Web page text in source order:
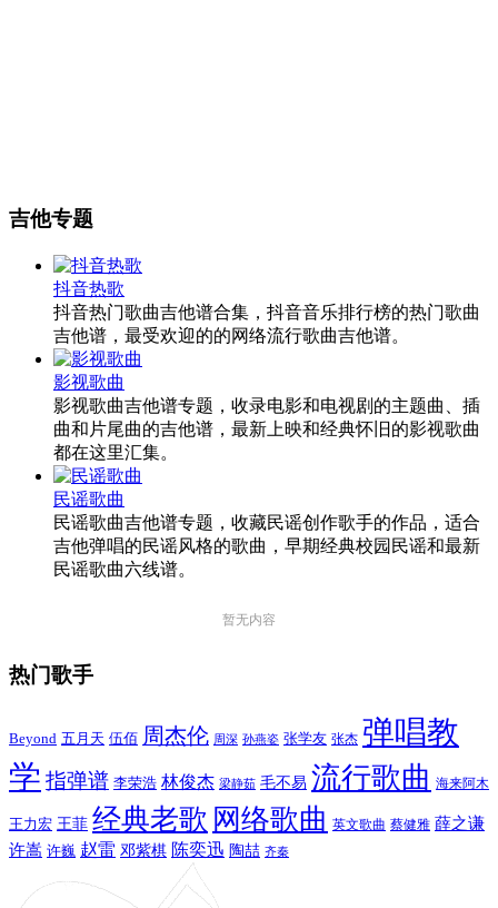
吉他专题
抖音热歌
抖音热门歌曲吉他谱合集，抖音音乐排行榜的热门歌曲
吉他谱，最受欢迎的的网络流行歌曲吉他谱。
影视歌曲
影视歌曲吉他谱专题，收录电影和电视剧的主题曲、插
曲和片尾曲的吉他谱，最新上映和经典怀旧的影视歌曲
都在这里汇集。
民谣歌曲
民谣歌曲吉他谱专题，收藏民谣创作歌手的作品，适合
吉他弹唱的民谣风格的歌曲，早期经典校园民谣和最新
民谣歌曲六线谱。
暂无内容
热门歌手
Beyond 五月天 伍佰 周杰伦 周深 孙燕姿 张学友 张杰 弹唱教
学 指弹谱 李荣浩 林俊杰 梁静茹 毛不易 流行歌曲 海来阿木
王力宏 王菲 经典老歌 网络歌曲 英文歌曲 蔡健雅 薛之谦
许嵩 许巍 赵雷 邓紫棋 陈奕迅 陶喆 齐秦